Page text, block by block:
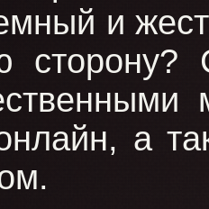
и
сторону?
а